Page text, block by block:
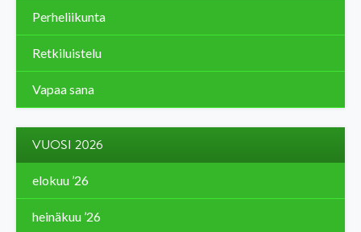
Perheliikunta
Retkiluistelu
Vapaa sana
VUOSI 2026
elokuu ’26
heinäkuu ’26